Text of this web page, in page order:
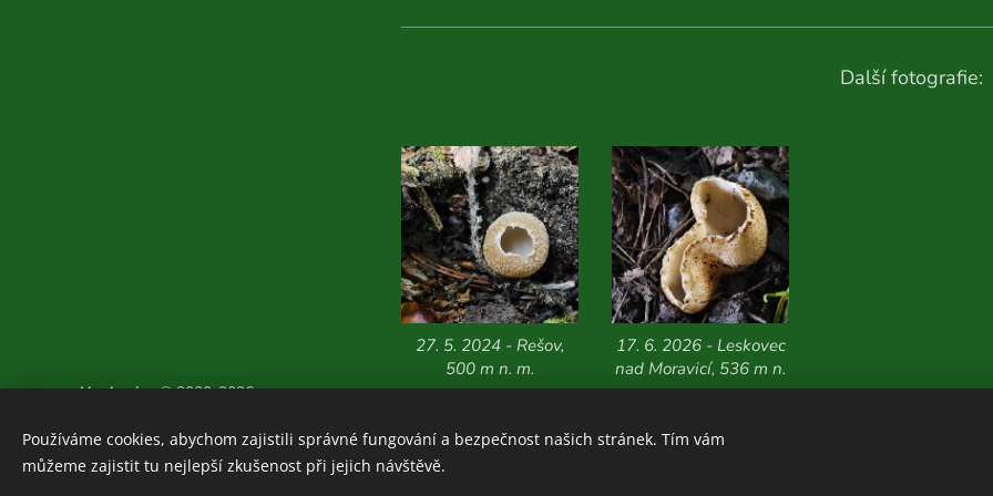
Další fotografie:
27. 5. 2024 - Rešov,
500 m n. m.
17. 6. 2026 - Leskovec
nad Moravicí, 536 m n.
m.
Houboviny © 2020-2026
Zajímavosti z vlastních
průzkumů:ZDE
Cookies
Používáme cookies, abychom zajistili správné fungování a bezpečnost našich stránek. Tím vám
můžeme zajistit tu nejlepší zkušenost při jejich návštěvě.